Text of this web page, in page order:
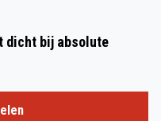
dicht bij absolute